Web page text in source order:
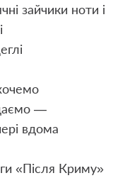
зайчики ноти і
—
вдома
«Після Криму»